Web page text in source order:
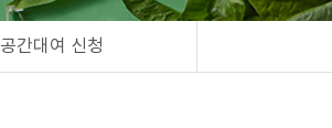
공간대여 신청